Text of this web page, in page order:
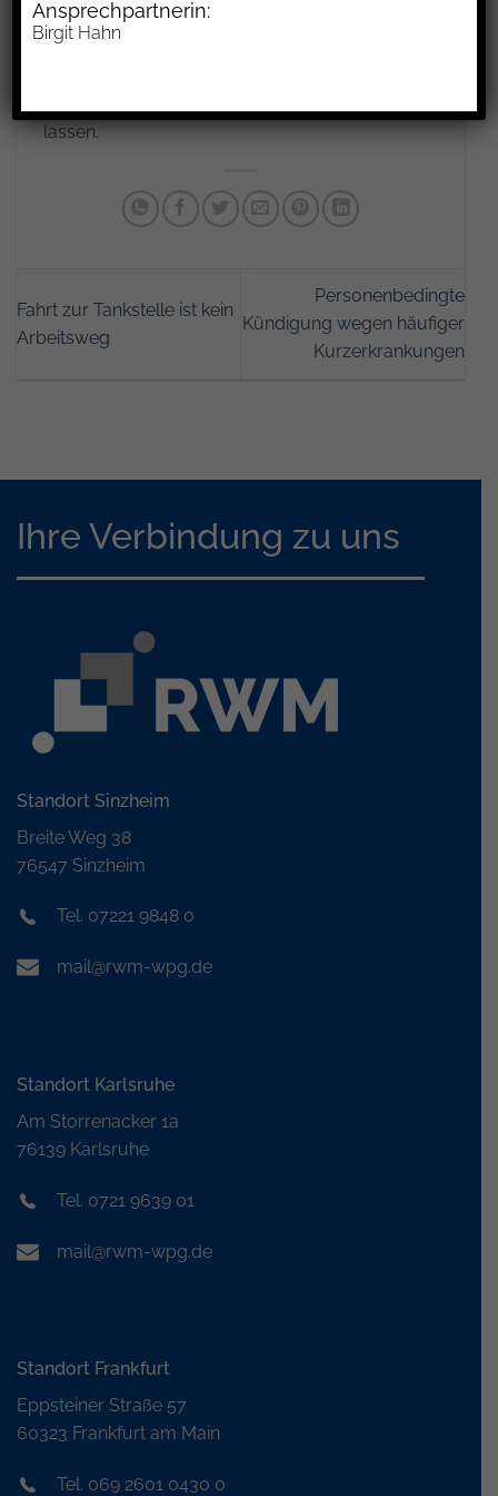
seine eigentliche Tätigkeit ändert, stellt dies
allein keinen ausreichenden sachlichen Grund
lassen.
Fahrt zur Tankstelle ist kein
Arbeitsweg
Personenbedingte
Kündigung wegen häufiger
Kurzerkrankungen
Ihre Verbindung zu uns
Standort Sinzheim
Breite Weg 38
76547 Sinzheim
Tel. 07221 9848 0
mail@rwm-wpg.de
Standort Karlsruhe
Am Storrenacker 1a
76139 Karlsruhe
Tel. 0721 9639 01
mail@rwm-wpg.de
Standort Frankfurt
Eppsteiner Straße 57
60323 Frankfurt am Main
Tel. 069 2601 0430 0
Ansprechpartnerin:
Birgit Hahn